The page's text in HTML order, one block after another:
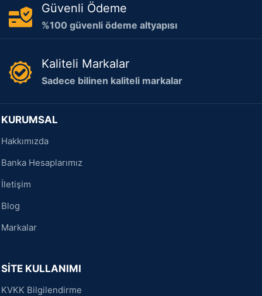
Güvenli Ödeme
%100 güvenli ödeme altyapısı
Kaliteli Markalar
Sadece bilinen kaliteli markalar
KURUMSAL
Hakkımızda
Banka Hesaplarımız
İletişim
Blog
Markalar
SİTE KULLANIMI
KVKK Bilgilendirme